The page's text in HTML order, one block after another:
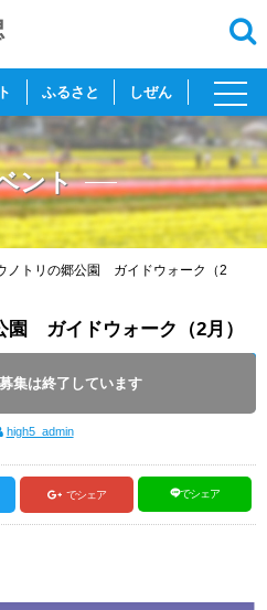
ふるさと しぜん
toggle
ント
ノトリの郷公園 ガイドウォーク（2
園 ガイドウォーク（2月）
集は終了しています
high5_admin
でシェア でシェア